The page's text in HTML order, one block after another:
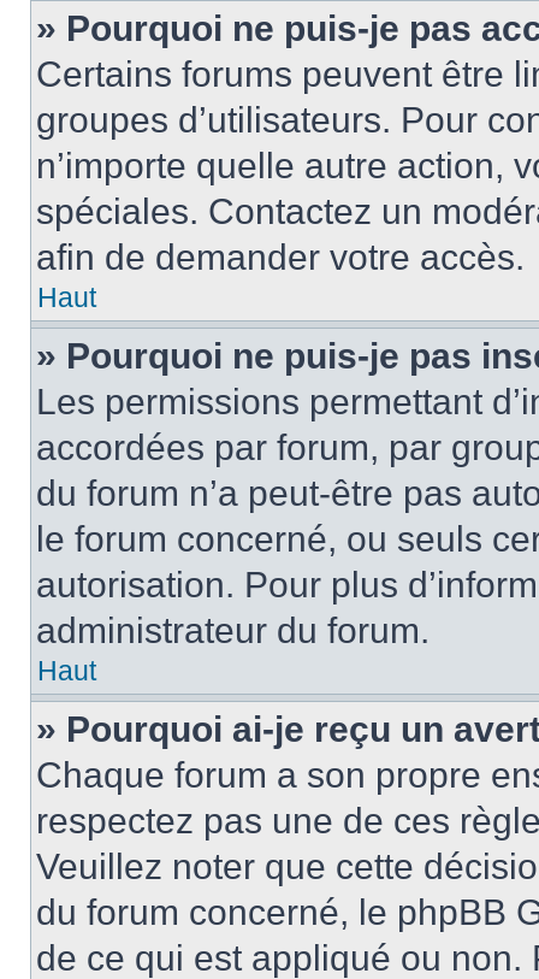
» Pourquoi ne puis-je pas
Certains forums peuvent être
groupes d’utilisateurs. Pour
n’importe quelle autre action,
spéciales. Contactez un
afin de demander votre accès.
Haut
» Pourquoi ne puis-je pas
Les permissions permettant
accordées par forum, par
du forum n’a peut-être pas
le forum concerné, ou seuls
autorisation. Pour plus
administrateur du forum.
Haut
» Pourquoi ai-je reçu un
Chaque forum a son propre
respectez pas une de ces
Veuillez noter que cette
du forum concerné, le phpBB
de ce qui est appliqué ou non.